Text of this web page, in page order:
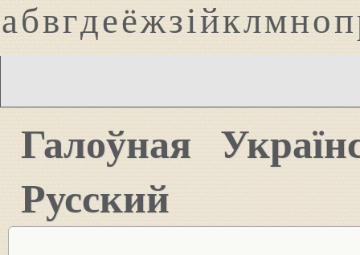
абвгдеёжзійклмноп
Галоўная
Русский